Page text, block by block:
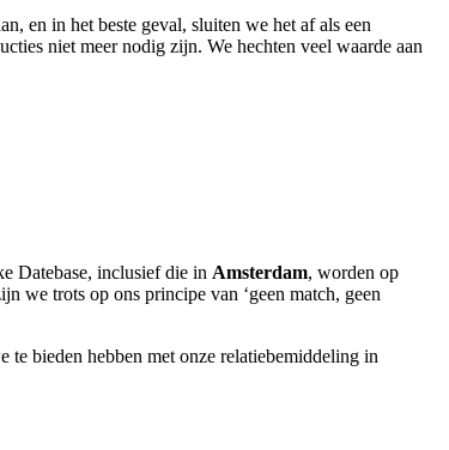
en in het beste geval, sluiten we het af als een
niet meer nodig zijn. We hechten veel waarde aan
Datebase, inclusief die in Amsterdam, worden op
we trots op ons principe van ‘geen match, geen
te bieden hebben met onze relatiebemiddeling in